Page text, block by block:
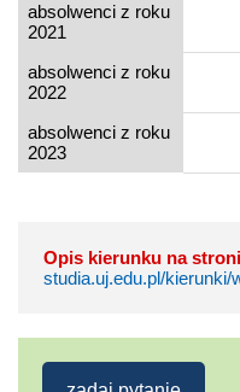
absolwenci z roku
2021
absolwenci z roku
2022
absolwenci z roku
2023
Opis kierunku na
studia.uj.edu.pl/